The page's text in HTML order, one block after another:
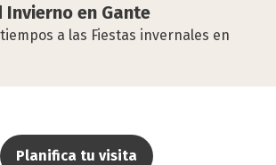
en Gan­te
a las Fiestas invernales en
Planifica tu visita